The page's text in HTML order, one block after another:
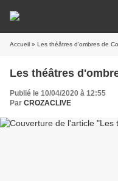
Accueil » Les théâtres d'ombres de
Les théâtres
Publié le 10/04/2020 à 12:55
Par CROZACLIVE